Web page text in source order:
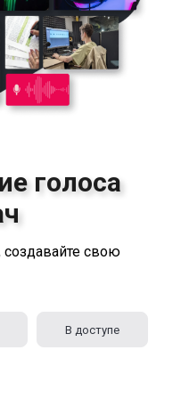
голоса
свою
В доступе